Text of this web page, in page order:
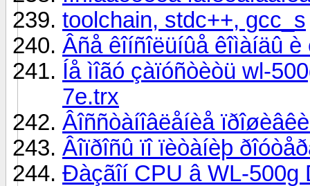
toolchain, stdc++, gcc_s
Âñå êîíñîëüíûå êîìàíäû è
Íå ìîãó çàïóñòèòü wl-
7e.trx
Âîññòàíîâëåíèå
Âîïðîñû ïî ïèòàíèþ
Ðàçãîí CPU â WL-500g